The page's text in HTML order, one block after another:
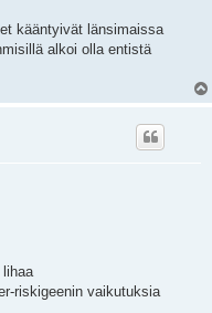
kääntyivät länsimaissa
alkoi olla entistä
riskigeenin vaikutuksia